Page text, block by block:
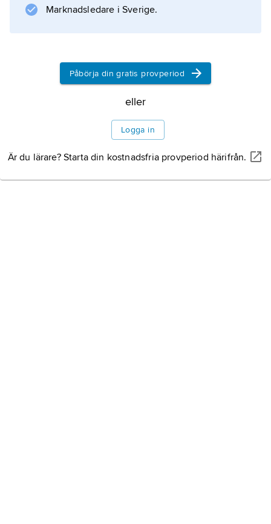
Marknadsledare i Sverige.
Påbörja din gratis provperiod
eller
Logga in
Är du lärare? Starta din kostnadsfria provperiod härifrån.